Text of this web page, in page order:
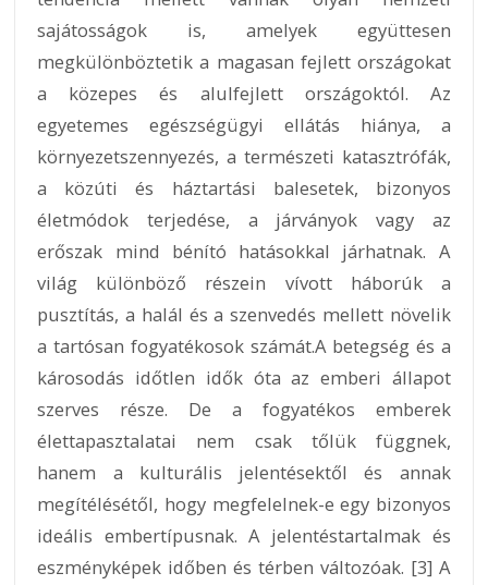
sajátosságok is, amelyek együttesen
megkülönböztetik a magasan fejlett országokat
a közepes és alulfejlett országoktól. Az
egyetemes egészségügyi ellátás hiánya, a
környezetszennyezés, a természeti katasztrófák,
a közúti és háztartási balesetek, bizonyos
életmódok terjedése, a járványok vagy az
erőszak mind bénító hatásokkal járhatnak. A
világ különböző részein vívott háborúk a
pusztítás, a halál és a szenvedés mellett növelik
a tartósan fogyatékosok számát.A betegség és a
károsodás időtlen idők óta az emberi állapot
szerves része. De a fogyatékos emberek
élettapasztalatai nem csak tőlük függnek,
hanem a kulturális jelentésektől és annak
megítélésétől, hogy megfelelnek-e egy bizonyos
ideális embertípusnak. A jelentéstartalmak és
eszményképek időben és térben változóak. [3] A